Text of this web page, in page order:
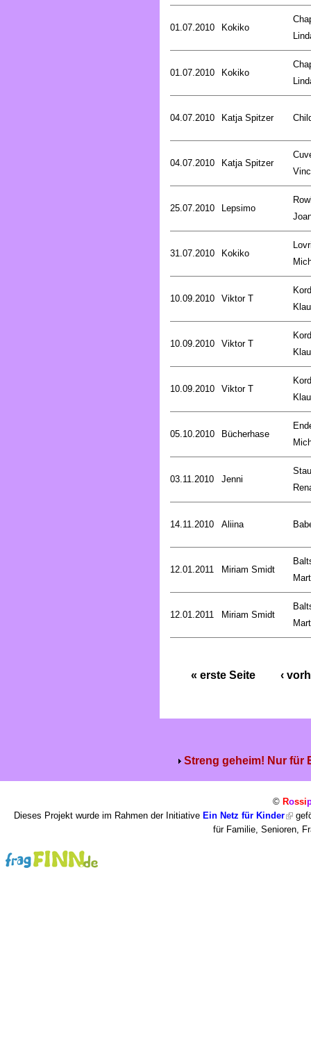
01.07.2010 Kokiko
01.07.2010 Kokiko
04.07.2010 Katja Spitzer
04.07.2010 Katja Spitzer
25.07.2010 Lepsimo
31.07.2010 Kokiko
10.09.2010 Viktor T
10.09.2010 Viktor T
10.09.2010 Viktor T
05.10.2010 Bücherhase
03.11.2010 Jenni
14.11.2010 Aliina
12.01.2011 Miriam Smidt
12.01.2011 Miriam Smidt
« erste Seite ‹
Streng geheim! Nur für
© Rossi
Dieses Projekt wurde im Rahmen der Initiative Ein Netz für Kinder
für Familie, Senioren,